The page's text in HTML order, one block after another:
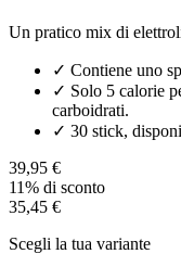
Un pratico mix di
✓ Contiene uno
✓ Solo 5 calorie
carboidrati.
✓ 30 stick,
39,95 €
11% di sconto
35,45 €
Scegli la tua variante